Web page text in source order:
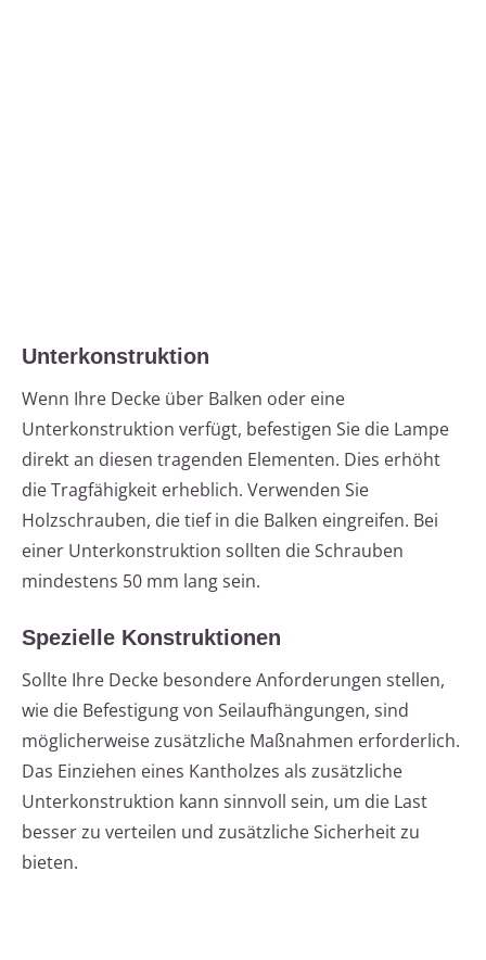
Unterkonstruktion
Wenn Ihre Decke über Balken oder eine
Unterkonstruktion verfügt, befestigen Sie die Lampe
direkt an diesen tragenden Elementen. Dies erhöht
die Tragfähigkeit erheblich. Verwenden Sie
Holzschrauben, die tief in die Balken eingreifen. Bei
einer Unterkonstruktion sollten die Schrauben
mindestens 50 mm lang sein.
Spezielle Konstruktionen
Sollte Ihre Decke besondere Anforderungen stellen,
wie die Befestigung von Seilaufhängungen, sind
möglicherweise zusätzliche Maßnahmen erforderlich.
Das Einziehen eines Kantholzes als zusätzliche
Unterkonstruktion kann sinnvoll sein, um die Last
besser zu verteilen und zusätzliche Sicherheit zu
bieten.